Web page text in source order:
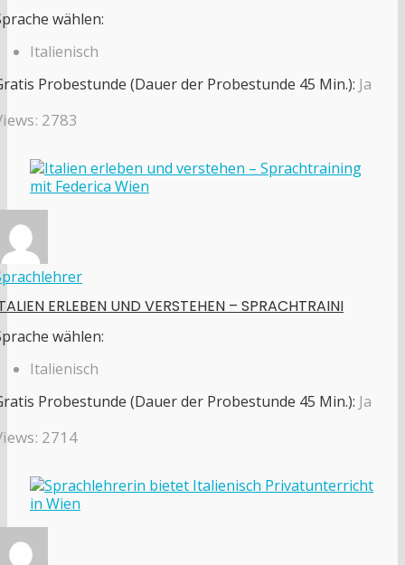
wählen:
Italienisch
Probestunde (Dauer der Probestunde 45 Min.): Ja
2783
ERLEBEN UND VERSTEHEN – SPRACHTRAINI
wählen:
Italienisch
Probestunde (Dauer der Probestunde 45 Min.): Ja
2714